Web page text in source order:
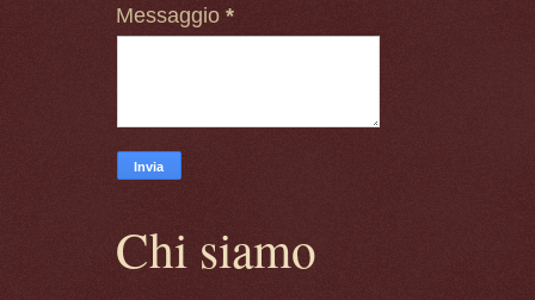
Messaggio*
Chi siamo